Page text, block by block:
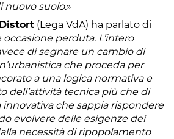
nuovo suolo.»
(Lega VdA) ha parlato di
perduta. L’intero
di segnare un cambio di
che proceda per
a una logica normativa e
dell’attività tecnica più che di
innovativa che sappia rispondere
evolvere delle esigenze dei
necessità di ripopolamento